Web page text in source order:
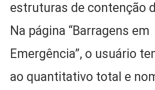
estruturas de contenção
Na página “Barragens em
Emergência”, o usuário
ao quantitativo total e